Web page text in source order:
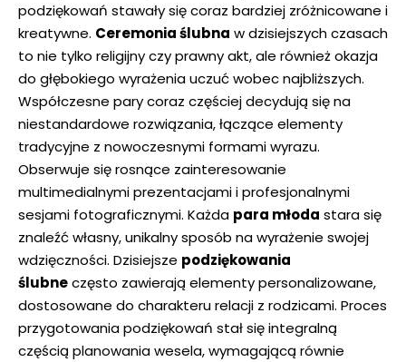
podziękowań stawały się coraz bardziej zróżnicowane i
kreatywne. Ceremonia ślubna w dzisiejszych czasach
to nie tylko religijny czy prawny akt, ale również okazja
do głębokiego wyrażenia uczuć wobec najbliższych.
Współczesne pary coraz częściej decydują się na
niestandardowe rozwiązania, łączące elementy
tradycyjne z nowoczesnymi formami wyrazu.
Obserwuje się rosnące zainteresowanie
multimedialnymi prezentacjami i profesjonalnymi
sesjami fotograficznymi. Każda para młoda stara się
znaleźć własny, unikalny sposób na wyrażenie swojej
wdzięczności. Dzisiejsze podziękowania
ślubneczęsto zawierają elementy personalizowane,
dostosowane do charakteru relacji z rodzicami. Proces
przygotowania podziękowań stał się integralną
częścią planowania wesela, wymagającą równie